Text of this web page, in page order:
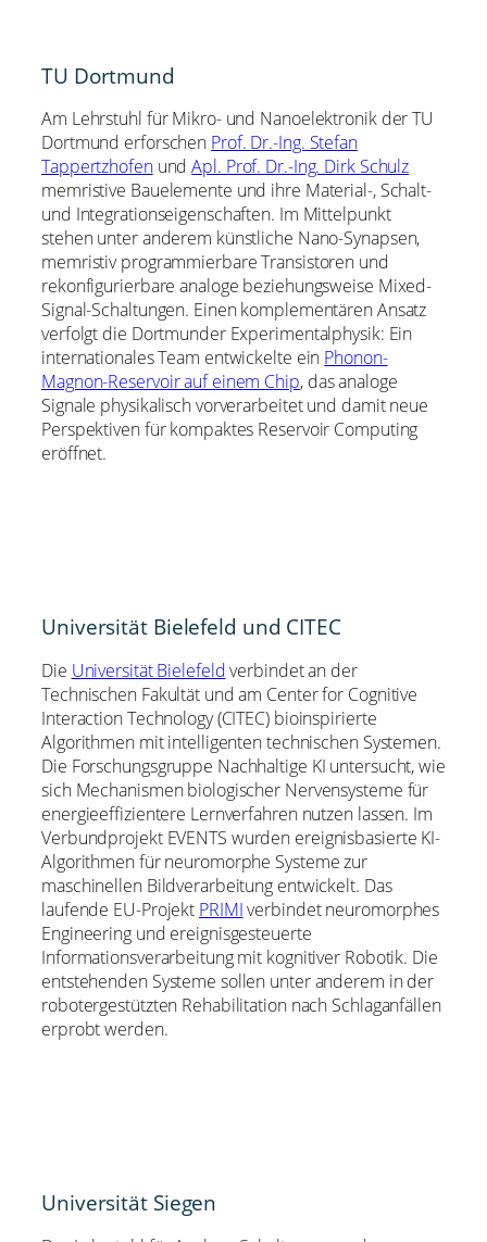
TU Dortmund
Am Lehrstuhl für Mikro- und Nanoelektronik der TU
Dortmund erforschen Prof. Dr.-Ing. Stefan
TappertzhofenundApl. Prof. Dr.-Ing. Dirk Schulz
memristive Bauelemente und ihre Material-, Schalt-
und Integrationseigenschaften. Im Mittelpunkt
stehen unter anderem künstliche Nano-Synapsen,
memristiv programmierbare Transistoren und
rekonfigurierbare analoge beziehungsweise Mixed-
Signal-Schaltungen. Einen komplementären Ansatz
verfolgt die Dortmunder Experimentalphysik: Ein
internationales Team entwickelte ein Phonon-
Magnon-Reservoir auf einem Chip, das analoge
Signale physikalisch vorverarbeitet und damit neue
Perspektiven für kompaktes Reservoir Computing
eröffnet.
Universität Bielefeld und CITEC
Die Universität Bielefeldverbindet an der
Technischen Fakultät und am Center for Cognitive
Interaction Technology (CITEC) bioinspirierte
Algorithmen mit intelligenten technischen Systemen.
Die Forschungsgruppe Nachhaltige KI untersucht, wie
sich Mechanismen biologischer Nervensysteme für
energieeffizientere Lernverfahren nutzen lassen. Im
Verbundprojekt EVENTS wurden ereignisbasierte KI-
Algorithmen für neuromorphe Systeme zur
maschinellen Bildverarbeitung entwickelt. Das
laufende EU-Projekt PRIMIverbindet neuromorphes
Engineering und ereignisgesteuerte
Informationsverarbeitung mit kognitiver Robotik. Die
entstehenden Systeme sollen unter anderem in der
robotergestützten Rehabilitation nach Schlaganfällen
erprobt werden.
Universität Siegen